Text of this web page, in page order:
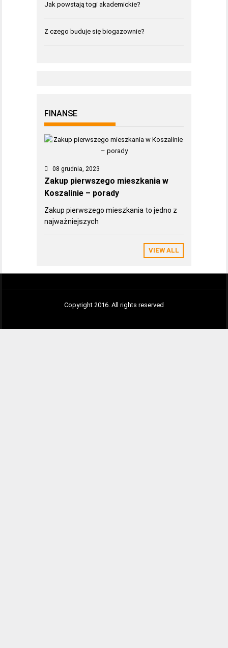
Jak powstają togi akademickie?
Z czego buduje się biogazownie?
FINANSE
08 grudnia, 2023
Zakup pierwszego mieszkania w
Koszalinie – porady
Zakup pierwszego mieszkania to jedno z
najważniejszych
VIEW ALL
Copyright 2016. All rights reserved